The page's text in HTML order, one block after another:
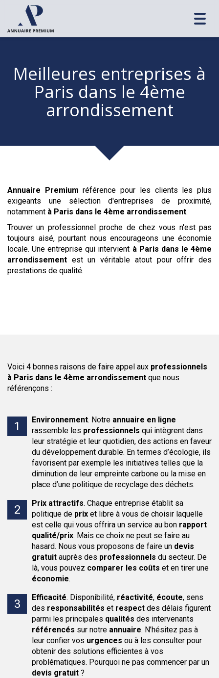
Meilleures entreprises à
Paris dans le 4ème
arrondissement
Annuaire Premium référence pour les clients les plus
exigeants une sélection d'entreprises de proximité,
notamment à Paris dans le 4ème arrondissement.
Trouver un professionnel proche de chez vous n'est pas
toujours aisé, pourtant nous encourageons une économie
locale. Une entreprise qui intervient à Paris dans le 4ème
arrondissement est un véritable atout pour offrir des
prestations de qualité.
Voici 4 bonnes raisons de faire appel aux professionnels
à Paris dans le 4ème arrondissement que nous
référençons :
Environnement. Notre annuaire en ligne
rassemble les professionnels qui intègrent dans
leur stratégie et leur quotidien, des actions en faveur
du développement durable. En termes d’écologie, ils
favorisent par exemple les initiatives telles que la
diminution de leur empreinte carbone ou la mise en
place d’une politique de recyclage des déchets.
Prix attractifs. Chaque entreprise établit sa
politique de prix et libre à vous de choisir laquelle
est celle qui vous offrira un service au bon rapport
qualité/prix. Mais ce choix ne peut se faire au
hasard. Nous vous proposons de faire un devis
gratuit auprès des professionnels du secteur. De
là, vous pouvez comparer les coûts et en tirer une
économie.
Efficacité. Disponibilité, réactivité, écoute, sens
des responsabilités et respect des délais figurent
parmi les principales qualités des intervenants
référencés sur notre annuaire. N’hésitez pas à
leur confier vos urgences ou à les consulter pour
obtenir des solutions efficientes à vos
problématiques. Pourquoi ne pas commencer par un
devis gratuit ?